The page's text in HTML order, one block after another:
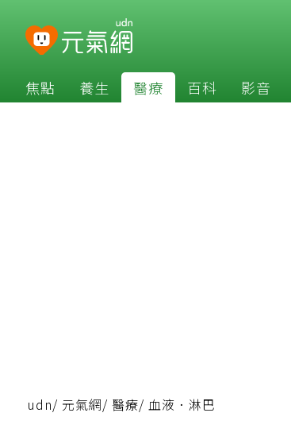
焦點 養生 醫療 百科 影音
udn/ 元氣網/ 醫療/ 血液．淋巴